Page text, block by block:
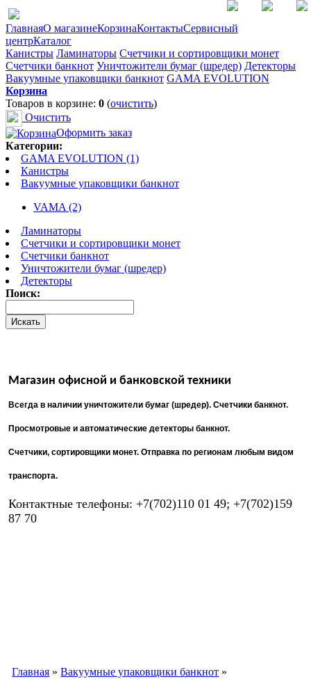
ГлавнаяО магазинеКорзинаКонтактыСервисный
центрКаталог
Канистры Ламинаторы Счетчики и сортировщики монет
Счетчики банкнот Уничтожители бумаг (шредер) Детекторы
Вакуумные упаковщики банкнот GAMA EVOLUTION
Корзина
Товаров в корзине: 0 (очистить)
Очистить
Оформить заказ
Категории:
GAMA EVOLUTION (1)
Канистры
Вакуумные упаковщики банкнот
VAMA (2)
Ламинаторы
Счетчики и сортировщики монет
Счетчики банкнот
Уничтожители бумаг (шредер)
Детекторы
Поиск:
Магазин офисной и банковской техники
Всегда в наличии уничтожители бумаг (шредер). Счетчики банкнот.
Просмотровые и автоматические детекторы банкнот.
Счетчики, сортировщики монет.Отправка по регионам любым видом
транспорта.
Контактные телефоны:+7(702)110 01 49; +7(702)159
87 70
Главная »Вакуумные упаковщики банкнот »